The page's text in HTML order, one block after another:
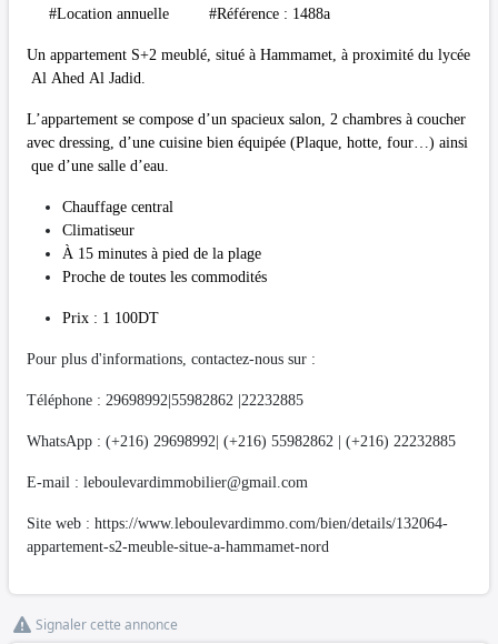
#Location annuelle #Référence : 1488a
Un appartement S+2 meublé, situé à Hammamet, à proximité du lycée
Al Ahed Al Jadid.
L’appartement se compose d’un spacieux salon, 2 chambres à coucher
avec dressing, d’une cuisine bien équipée (Plaque, hotte, four…) ainsi
que d’une salle d’eau.
Chauffage central
Climatiseur
À 15 minutes à pied de la plage
Proche de toutes les commodités
Prix : 1 100DT
Pour plus d'informations, contactez-nous sur :
Téléphone : 29698992|55982862 |22232885
WhatsApp : (+216) 29698992| (+216) 55982862 | (+216) 22232885
E-mail : leboulevardimmobilier@gmail.com
Site web : https://www.leboulevardimmo.com/bien/details/132064-
appartement-s2-meuble-situe-a-hammamet-nord
Signaler cette annonce